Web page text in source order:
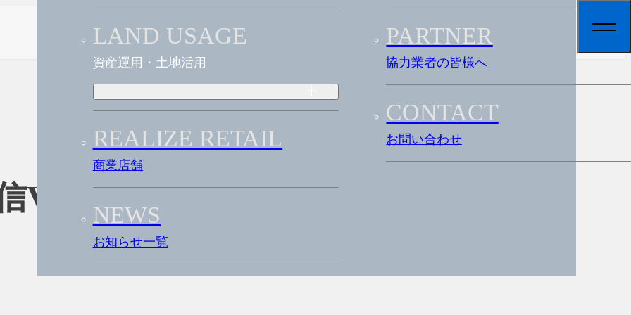
資産運用・土地活用
商業店舗
お知らせ一覧
協力業者の皆様へ
お問い合わせ
VOL.50